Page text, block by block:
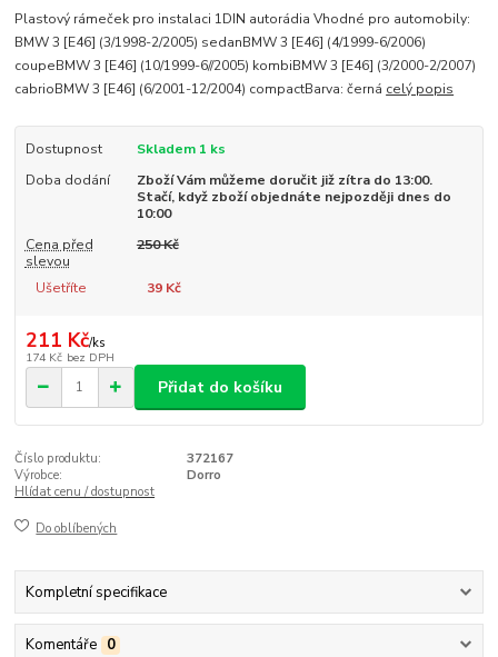
Plastový rámeček pro instalaci 1DIN autorádia Vhodné pro automobily:
BMW 3 [E46] (3/1998-2/2005) sedanBMW 3 [E46] (4/1999-6/2006)
coupeBMW 3 [E46] (10/1999-6//2005) kombiBMW 3 [E46] (3/2000-2/2007)
cabrioBMW 3 [E46] (6/2001-12/2004) compactBarva: černá celý popis
Dostupnost
Skladem 1 ks
Doba dodání
Zboží Vám můžeme doručit již zítra do 13:00.
Stačí, když zboží objednáte nejpozději dnes do
10:00
Cena před
slevou
250 Kč
Ušetříte 39 Kč
211 Kč/ks
174 Kč bez DPH
Přidat do košíku
Číslo produktu:
372167
Výrobce:
Dorro
Hlídat cenu / dostupnost
Do oblíbených
Kompletní specifikace
Komentáře 0